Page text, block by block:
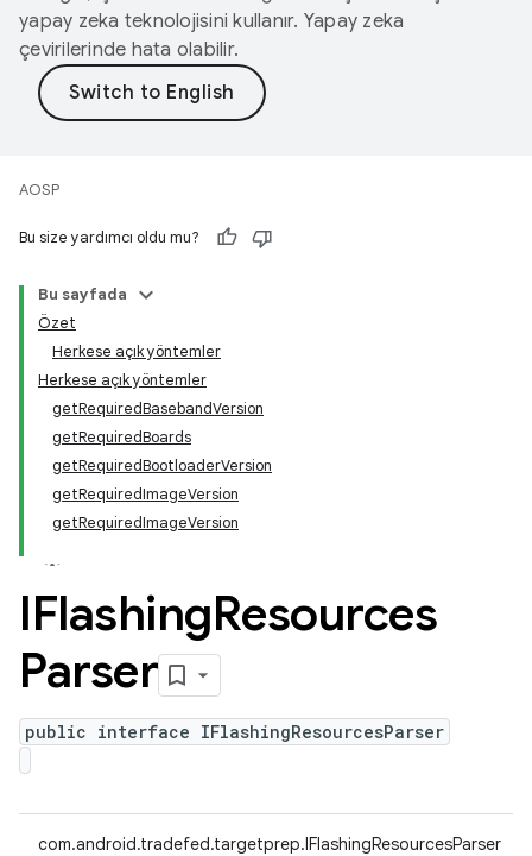
yapay zeka teknolojisini kullanır. Yapay zeka
çevirilerinde hata olabilir.
AOSP
Bu size yardımcı oldu mu?
Bu sayfada
Özet
Herkese açık yöntemler
Herkese açık yöntemler
getRequiredBasebandVersion
getRequiredBoards
getRequiredBootloaderVersion
getRequiredImageVersion
getRequiredImageVersion
IFlashingResources
Parser
public interface IFlashingResourcesParser
com.android.tradefed.targetprep.IFlashingResourcesParser